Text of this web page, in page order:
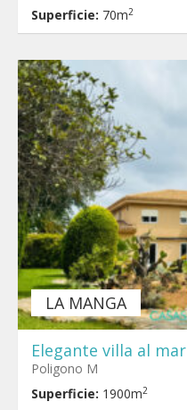
Superficie: 70m2
LA MANGA
Elegante villa al mar
Poligono M
Superficie: 1900m2